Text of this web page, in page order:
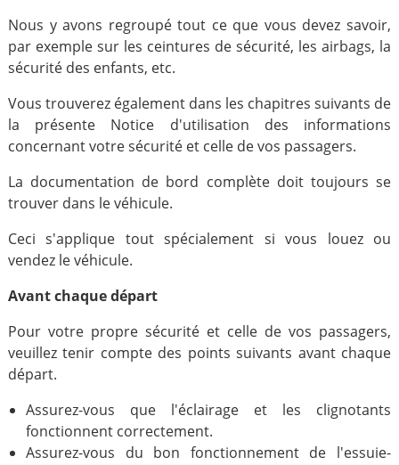
Nous y avons regroupé tout ce que vous devez savoir,
par exemple sur les ceintures de sécurité, les airbags, la
sécurité des enfants, etc.
Vous trouverez également dans les chapitres suivants de
la présente Notice d'utilisation des informations
concernant votre sécurité et celle de vos passagers.
La documentation de bord complète doit toujours se
trouver dans le véhicule.
Ceci s'applique tout spécialement si vous louez ou
vendez le véhicule.
Avant chaque départ
Pour votre propre sécurité et celle de vos passagers,
veuillez tenir compte des points suivants avant chaque
départ.
Assurez-vous que l'éclairage et les clignotants
fonctionnent correctement.
Assurez-vous du bon fonctionnement de l'essuie-